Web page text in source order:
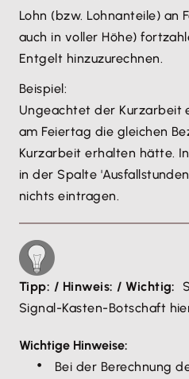
Lohn (bzw. Lohnanteile) an
auch in voller Höhe)
Entgelt hinzuzurechnen.
Beispiel:
Ungeachtet der
am Feiertag die gleichen
Kurzarbeit erhalten hätte.
in der Spalte
nichts eintragen.
Tipp: / Hinweis: / Wichtig:
Signal-Kasten-Botschaft
Wichtige Hinweise:
Bei der Berechnung